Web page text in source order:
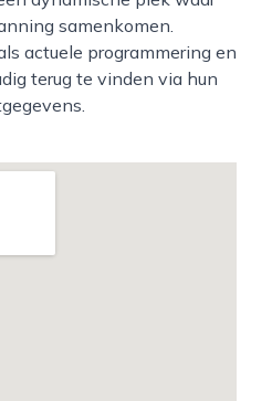
samenkomen.
actuele programmering en
terug te vinden via hun